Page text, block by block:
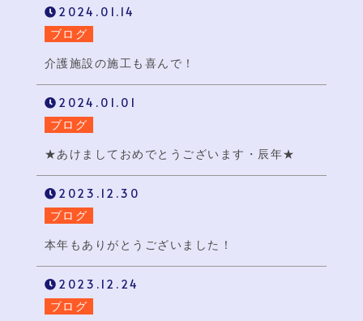
2024.01.14
ブログ
介護施設の施工も喜んで！
2024.01.01
ブログ
★あけましておめでとうございます・辰年★
2023.12.30
ブログ
本年もありがとうございました！
2023.12.24
ブログ